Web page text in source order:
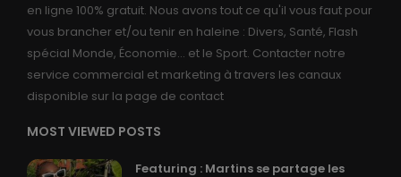
en ligne 100% gratuit. Nous avons tout ce qu'il vous faut pour
vous brancher et/ou tenir en haleine : Divers, Santé, Flash
spécial Monde, Économie... et le Sport. Contacter notre
service commercial et marketing à travers les canaux
disponible sur la page de contact
MOST VIEWED POSTS
Featuring : Martins se partage les